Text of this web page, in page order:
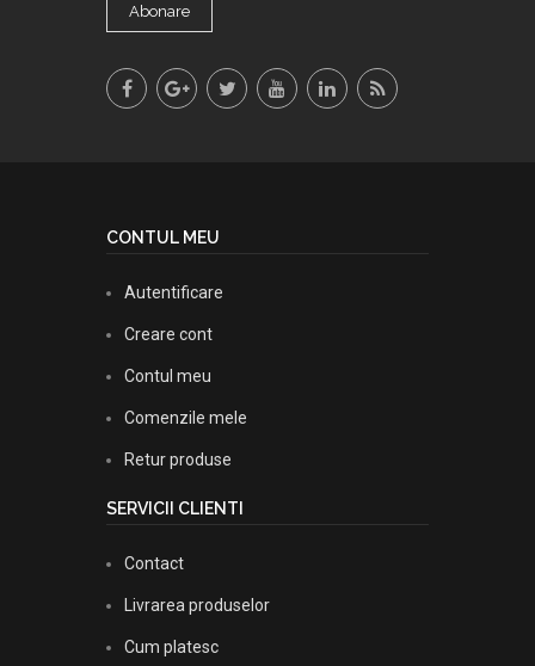
Abonare
CONTUL MEU
Autentificare
Creare cont
Contul meu
Comenzile mele
Retur produse
SERVICII CLIENTI
Contact
Livrarea produselor
Cum platesc